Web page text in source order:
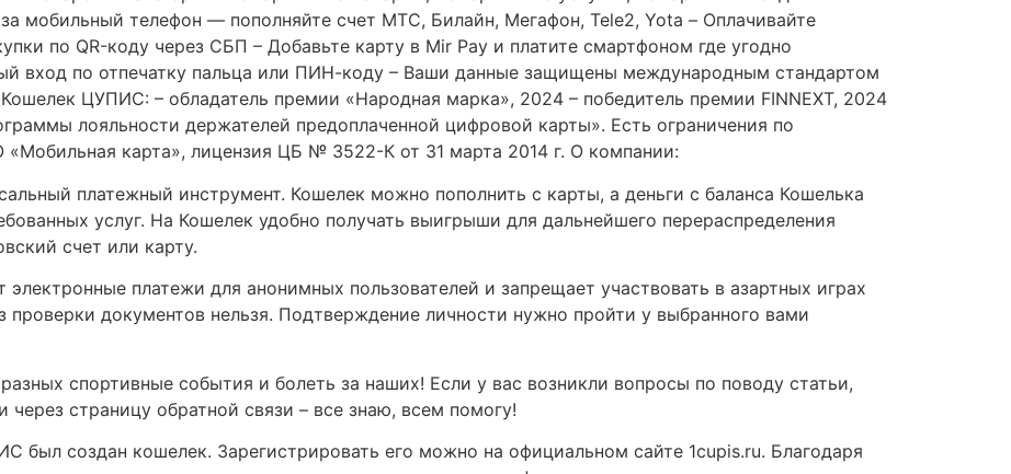
телефон — пополняйте счет МТС, Билайн, Мегафон, Tele2, Yota – Оплачивайте
по QR-коду через СБП – Добавьте карту в Mir Pay и платите смартфоном где угодно
вход по отпечатку пальца или ПИН-коду – Ваши данные защищены международным стандартом
ЦУПИС: – обладатель премии «Народная марка», 2024 – победитель премии FINNEXT, 2024
лояльности держателей предоплаченной цифровой карты». Есть ограничения по
карта», лицензия ЦБ № 3522-К от 31 марта 2014 г. О компании:
платежный инструмент. Кошелек можно пополнить с карты, а деньги с баланса Кошелька
услуг. На Кошелек удобно получать выигрыши для дальнейшего перераспределения
счет или карту.
электронные платежи для анонимных пользователей и запрещает участвовать в азартных играх
проверки документов нельзя. Подтверждение личности нужно пройти у выбранного вами
спортивные события и болеть за наших! Если у вас возникли вопросы по поводу статьи,
страницу обратной связи – все знаю, всем помогу!
был создан кошелек. Зарегистрировать его можно на официальном сайте 1cupis.ru. Благодаря